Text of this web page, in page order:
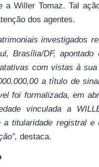
a Willer Tomaz. Tal
dos agentes.
investigados
Brasília/DF,
com vistas à
a título de
foi formalizada, em
vinculada a
a titularidade registral
destaca.